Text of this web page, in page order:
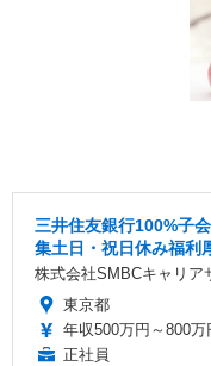
三井住友銀行100%子
集土日・祝日休み福利
株式会社SMBCキャリア
東京都
年収500万円～800万
正社員